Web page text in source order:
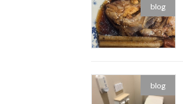
blog
blog